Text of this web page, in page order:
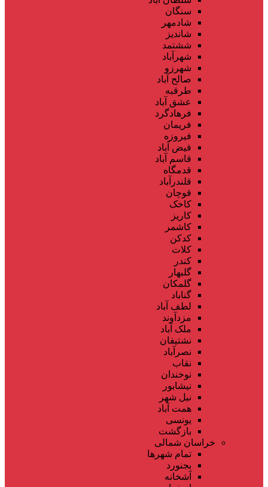
سنگان
شادمهر
شاندیز
ششتمد
شهرآباد
شهرزو
صالح آباد
طرقبه
عشق آباد
فرهادگرد
فریمان
فیروزه
فیض آباد
قاسم آباد
قدمگاه
قلندرآباد
قوچان
کاخک
کاریز
کاشمر
کدکن
کلات
کندر
گلبهار
گلمکان
گناباد
لطف آباد
مزدآوند
ملک آباد
نشتیفان
نصرآباد
نقاب
نوخندان
نیشابور
نیل شهر
همت آباد
یونسی
بازگشت
خراسان شمالی
تمام شهر‌ها
بجنورد
آشخانه